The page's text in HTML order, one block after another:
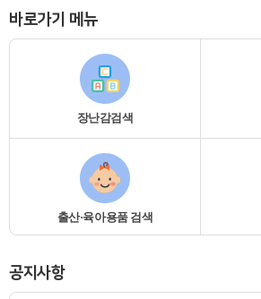
바로가기 메뉴
장난감검색
출산·육아용품 검색
공지사항